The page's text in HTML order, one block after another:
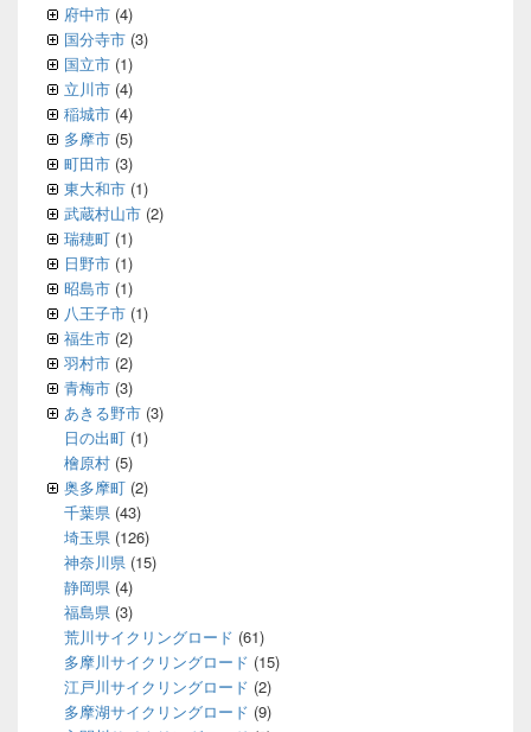
府中市 (4)
国分寺市 (3)
国立市 (1)
立川市 (4)
稲城市 (4)
多摩市 (5)
町田市 (3)
東大和市 (1)
武蔵村山市 (2)
瑞穂町 (1)
日野市 (1)
昭島市 (1)
八王子市 (1)
福生市 (2)
羽村市 (2)
青梅市 (3)
あきる野市 (3)
日の出町 (1)
檜原村 (5)
奥多摩町 (2)
千葉県 (43)
埼玉県 (126)
神奈川県 (15)
静岡県 (4)
福島県 (3)
荒川サイクリングロード (61)
多摩川サイクリングロード (15)
江戸川サイクリングロード (2)
多摩湖サイクリングロード (9)